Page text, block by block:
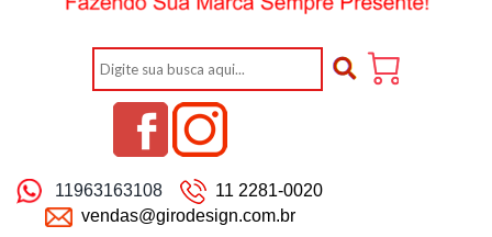
11963163108
11 2281-0020
vendas@girodesign.com.br